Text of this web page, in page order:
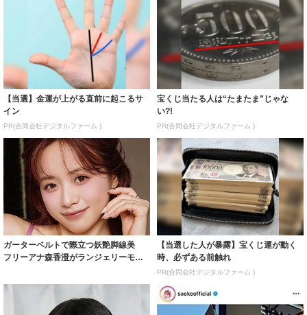
【当選】金運が上がる直前に起こるサ
イン
PR(合同会社デジタルファーム )
宝くじ当たる人は“たまたま”じゃな
い?!
PR(合同会社デジタルファーム )
ガーターベルトで際立つ妖艶脚線美
フリーアナ森香澄がランジェリーモデ
【当選した人が暴露】宝くじ運が動く
時、必ずある前触れ
PR(合同会社デジタルファーム )